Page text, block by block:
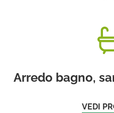
Arredo bagno,
VEDI